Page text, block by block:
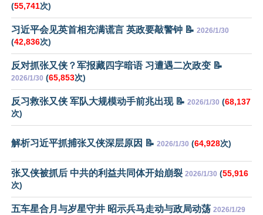
(55,741次)
习近平会见英首相充满谎言 英政要敲警钟 📝 2026/1/30
(42,836次)
反对抓张又侠？军报藏四字暗语 习遭遇二次政变 📝
2026/1/30 (65,853次)
反习救张又侠 军队大规模动手前兆出现 📝 2026/1/30 (68,137
次)
解析习近平抓捕张又侠深层原因 📝 2026/1/30 (64,928次)
张又侠被抓后 中共的利益共同体开始崩裂 2026/1/30 (55,916
次)
五车星合月与岁星守井 昭示兵马走动与政局动荡 2026/1/29